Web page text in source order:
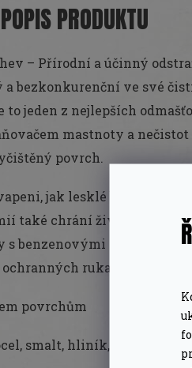
PRODUKTU
– Přírodní a účinný
a bezkonkurenční ve své
to jeden z nejlepších
mastnoty a
povrch.
jak lesklé budou vaše
také chrání životní
benzenovými kruhy,
rukavic.
povrchům
smalt, hliník, litý hliník,